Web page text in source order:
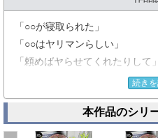
「○○が寝取られた」
「○○はヤリマンらしい」
「頼めばヤらせてくれたりして」
――昼休み、下世話な会話が飛
を増していた。
たまらず教室を抜け出し、ひと
いたのは体育倉庫。
続き
本作品のシリ